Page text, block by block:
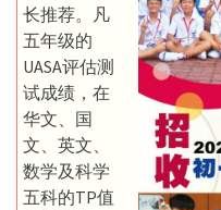
长推荐。凡
五年级的
UASA评估测
试成绩，在
华文、国
文、英文、
数学及科学
五科的TP值